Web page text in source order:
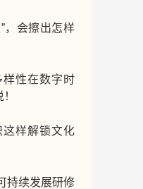
，会擦出怎样
性在数字时
样解锁文化
持续发展研修